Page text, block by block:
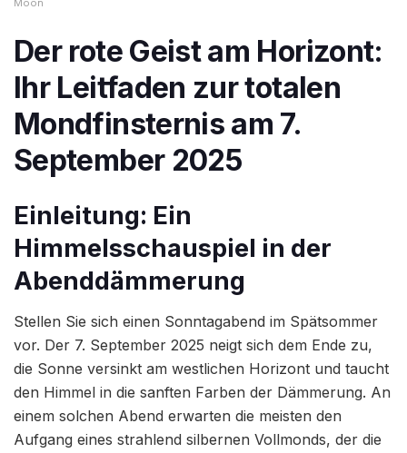
Der rote Geist am Horizont:
Ihr Leitfaden zur totalen
Mondfinsternis am 7.
September 2025
Einleitung: Ein
Himmelsschauspiel in der
Abenddämmerung
Stellen Sie sich einen Sonntagabend im Spätsommer
vor. Der 7. September 2025 neigt sich dem Ende zu,
die Sonne versinkt am westlichen Horizont und taucht
den Himmel in die sanften Farben der Dämmerung. An
einem solchen Abend erwarten die meisten den
Aufgang eines strahlend silbernen Vollmonds, der die